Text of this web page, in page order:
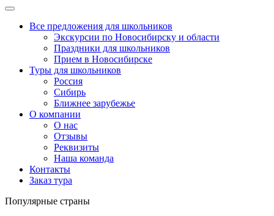
Все предложения для школьников
Экскурсии по Новосибирску и области
Праздники для школьников
Прием в Новосибирске
Туры для школьников
Россия
Сибирь
Ближнее зарубежье
О компании
О нас
Отзывы
Реквизиты
Наша команда
Контакты
Заказ тура
Популярные страны